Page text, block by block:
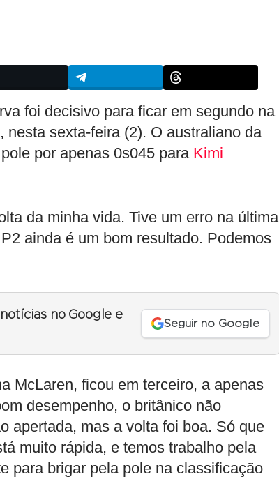
foi decisivo para ficar em segundo na
sexta-feira (2). O australiano da
por apenas 0s045 para Kimi
da minha vida. Tive um erro na última
ainda é um bom resultado. Podemos
no Google e
Seguir no Google
McLaren, ficou em terceiro, a apenas
desempenho, o britânico não
apertada, mas a volta foi boa. Só que
muito rápida, e temos trabalho pela
para brigar pela pole na classificação